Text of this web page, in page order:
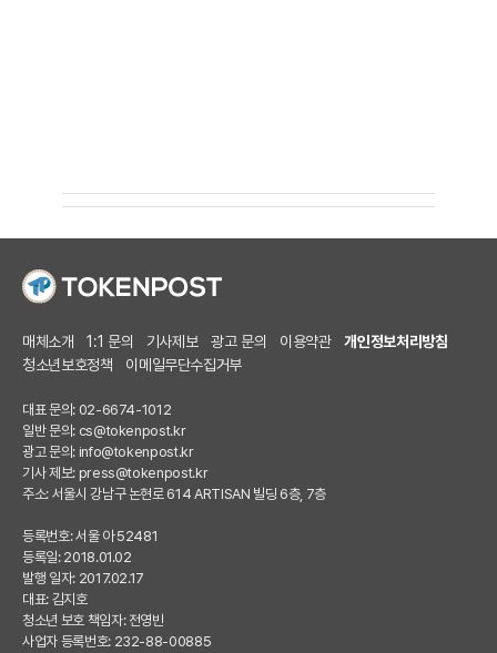
매체소개 1:1 문의 기사제보 광고 문의 이용약관
개인정보처리방침
청소년보호정책
이메일무단수집거부
대표 문의: 02-6674-1012
일반 문의: cs@tokenpost.kr
광고 문의: info@tokenpost.kr
기사 제보: press@tokenpost.kr
주소: 서울시 강남구 논현로 614 ARTISAN 빌딩 6층, 7층
등록번호: 서울 아 52481
등록일: 2018.01.02
발행 일자: 2017.02.17
대표: 김지호
청소년 보호 책임자: 전영빈
사업자 등록번호: 232-88-00885